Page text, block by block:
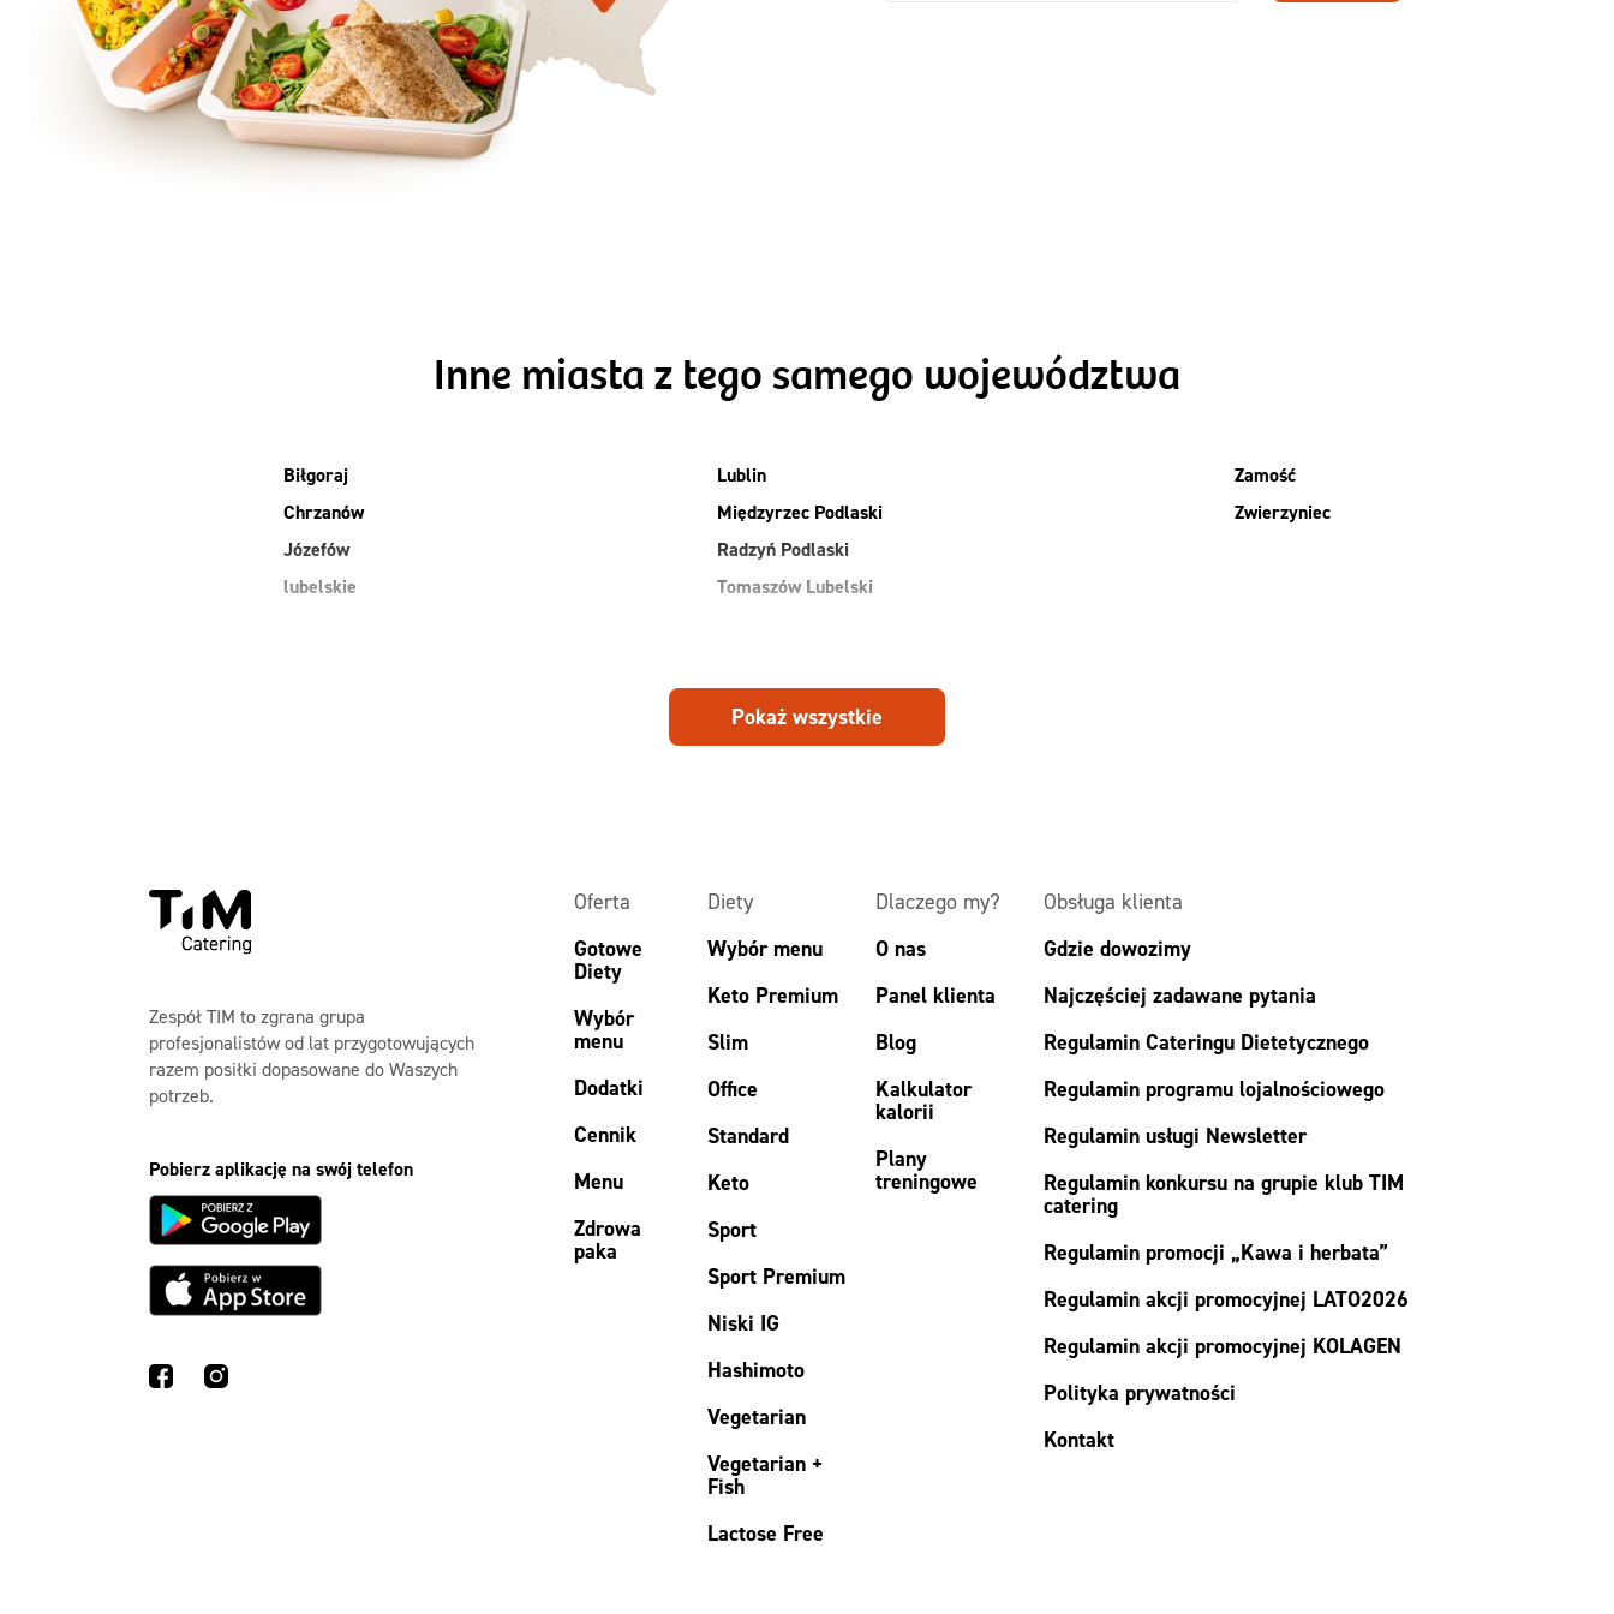
Zamów dietę!
Inne miasta z tego samego województwa
Biłgoraj
Chrzanów
Józefów
lubelskie
Lublin
Międzyrzec Podlaski
Radzyń Podlaski
Tomaszów Lubelski
Zamość
Zwierzyniec
Pokaż wszystkie
Zespół TIM to zgrana grupa
profesjonalistów od lat przygotowujących
razem posiłki dopasowane do Waszych
potrzeb.
Pobierz aplikację na swój telefon
Oferta
Gotowe
Diety
Wybór
menu
Dodatki
Cennik
Menu
Zdrowa
paka
Diety
Wybór menu
Keto Premium
Slim
Office
Standard
Keto
Sport
Sport Premium
Niski IG
Hashimoto
Vegetarian
Vegetarian +
Fish
Lactose Free
Dlaczego my?
O nas
Panel klienta
Blog
Kalkulator
kalorii
Plany
treningowe
Obsługa klienta
Gdzie dowozimy
Najczęściej zadawane pytania
Regulamin Cateringu Dietetycznego
Regulamin programu lojalnościowego
Regulamin usługi Newsletter
Regulamin konkursu na grupie klub TIM
catering
Regulamin promocji „Kawa i herbata”
Regulamin akcji promocyjnej LATO2026
Regulamin akcji promocyjnej KOLAGEN
Polityka prywatności
Kontakt